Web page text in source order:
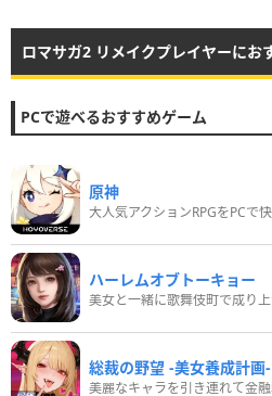
ロマサガ2 リメイクプレイヤーにお
PCで遊べるおすすめゲーム
原神
大人気アクションRPGをPCで
ハーレムオブトーキョー
美女と一緒に歌舞伎町で成り上
総裁の野望 -美女養成計画-
美麗なキャラを引き連れて金